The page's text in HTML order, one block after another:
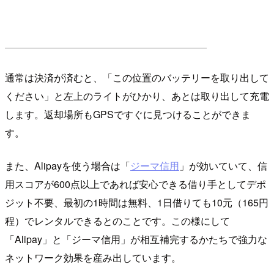
通常は決済が済むと、「この位置のバッテリーを取り出して
ください」と左上のライトがひかり、あとは取り出して充電
します。返却場所もGPSですぐに見つけることができま
す。
また、Alipayを使う場合は「ジーマ信用 」が効いていて、信
用スコアが600点以上であれば安心できる借り手としてデポ
ジット不要、最初の1時間は無料、1日借りても10元（165円
程）でレンタルできるとのことです。この様にして
「Alipay」と「ジーマ信用」が相互補完するかたちで強力な
ネットワーク効果を産み出しています。